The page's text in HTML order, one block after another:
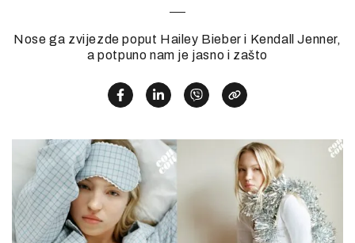
Nose ga zvijezde poput Hailey Bieber i Kendall Jenner,
a potpuno nam je jasno i zašto